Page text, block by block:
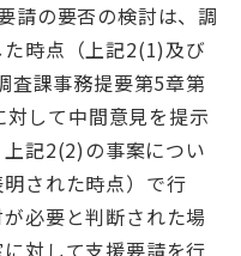
請の要否の検討は、調
時点（上記2(1)及び
査課事務提要第5章第
して中間意見を提示
記2(2)の事案につい
された時点）で行
必要と判断された場
対して支援要請を行